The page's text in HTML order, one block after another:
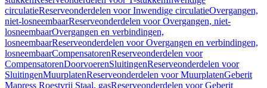
circulatieReserveonderdelen voor Inwendige circulatieOvergangen,
niet-losneembaarReserveonderdelen voor Overgangen, niet-
losneembaarOvergangen en verbindingen,
losneembaarReserveonderdelen voor Overgangen en verbindingen,
losneembaarCompensatorenReserveonderdelen voor
CompensatorenDoorvoerenSluitingenReserveonderdelen voor
SluitingenMuurplatenReserveonderdelen voor MuurplatenGeberit
Mapress Roestvrij Staal, gasReserveonderdelen voor Geberit